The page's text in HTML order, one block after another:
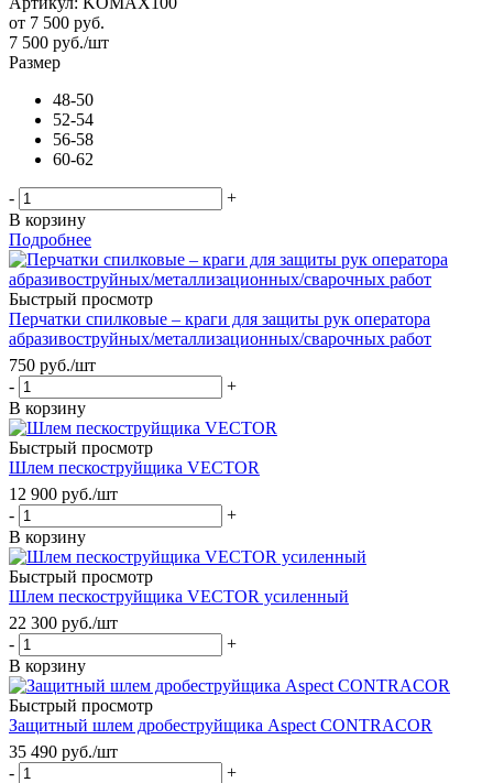
от 7 500 руб.
7 500 руб./шт
Размер
48-50
52-54
56-58
60-62
-
+
В корзину
Подробнее
Быстрый просмотр
Перчатки спилковые – краги для защиты рук оператора
абразивоструйных/металлизационных/сварочных работ
750 руб./шт
-
+
В корзину
Быстрый просмотр
Шлем пескоструйщика VECTOR
12 900 руб./шт
-
+
В корзину
Быстрый просмотр
Шлем пескоструйщика VECTOR усиленный
22 300 руб./шт
-
+
В корзину
Быстрый просмотр
Защитный шлем дробеструйщика Aspect CONTRACOR
35 490 руб./шт
-
+